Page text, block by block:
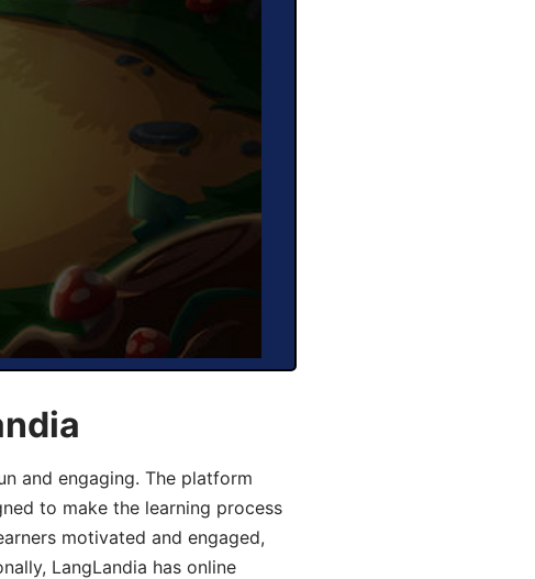
and engaging. The platform
to make the learning process
motivated and engaged,
LangLandia has online